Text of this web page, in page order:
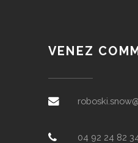
VENEZ
04 92 24 82